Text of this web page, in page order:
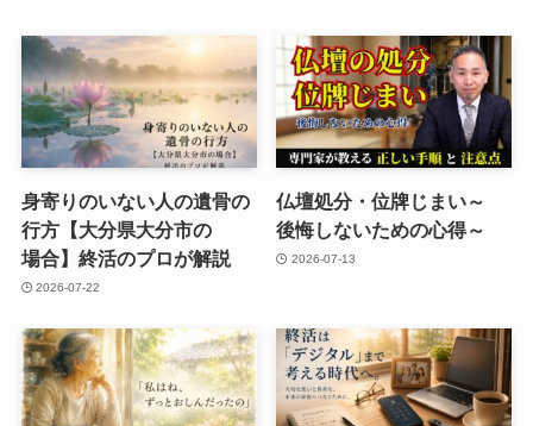
身寄りのいない​人の​遺骨の​
行方​【大分県大分市の​
場合】終活の​プロが​解説
2026-07-22
仏壇処分・位牌じまい​～
後悔しないための​心得～
2026-07-13